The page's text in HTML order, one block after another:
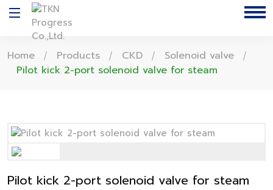
Home Products CKD
Solenoid valve
Pilot kick 2-port solenoid valve for steam
Pilot kick 2-port solenoid valve for steam